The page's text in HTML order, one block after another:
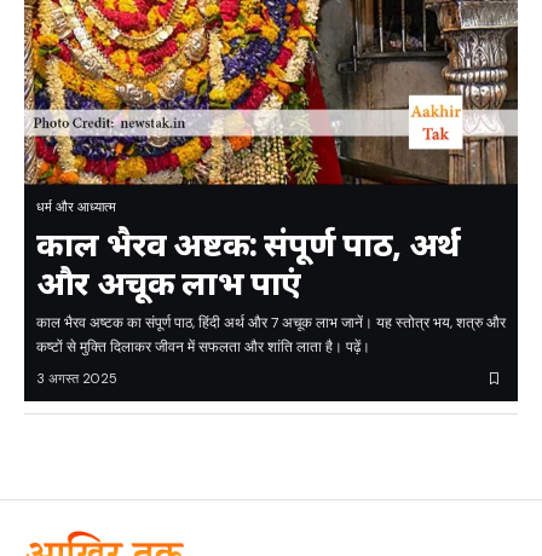
धर्म और आध्यात्म
काल भैरव अष्टक: संपूर्ण पाठ, अर्थ
और अचूक लाभ पाएं
काल भैरव अष्टक का संपूर्ण पाठ, हिंदी अर्थ और 7 अचूक लाभ जानें। यह स्तोत्र भय, शत्रु और
कष्टों से मुक्ति दिलाकर जीवन में सफलता और शांति लाता है। पढ़ें।
3 अगस्त 2025